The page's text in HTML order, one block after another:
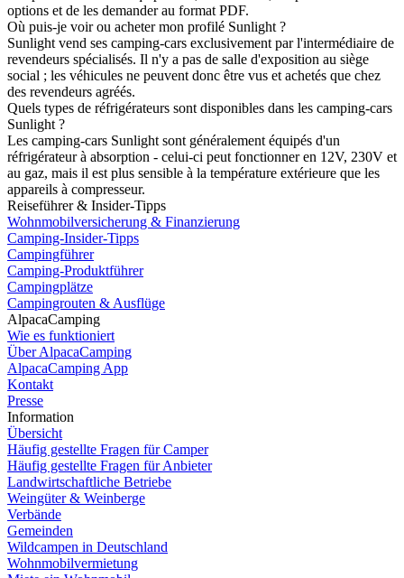
options et de les demander au format PDF.
Où puis-je voir ou acheter mon profilé Sunlight ?
Sunlight vend ses camping-cars exclusivement par l'intermédiaire de
revendeurs spécialisés. Il n'y a pas de salle d'exposition au siège
social ; les véhicules ne peuvent donc être vus et achetés que chez
des revendeurs agréés.
Quels types de réfrigérateurs sont disponibles dans les camping-cars
Sunlight ?
Les camping-cars Sunlight sont généralement équipés d'un
réfrigérateur à absorption - celui-ci peut fonctionner en 12V, 230V et
au gaz, mais il est plus sensible à la température extérieure que les
appareils à compresseur.
Reiseführer & Insider-Tipps
Wohnmobilversicherung & Finanzierung
Camping-Insider-Tipps
Campingführer
Camping-Produktführer
Campingplätze
Campingrouten & Ausflüge
AlpacaCamping
Wie es funktioniert
Über AlpacaCamping
AlpacaCamping App
Kontakt
Presse
Information
Übersicht
Häufig gestellte Fragen für Camper
Häufig gestellte Fragen für Anbieter
Landwirtschaftliche Betriebe
Weingüter & Weinberge
Verbände
Gemeinden
Wildcampen in Deutschland
Wohnmobilvermietung